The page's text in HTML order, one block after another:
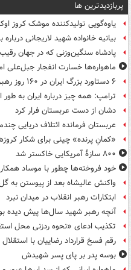
پربازدیدترین ها
یاوه‌گویی تولیدکننده موشک کروز
بیانیه خانواده شهید لاریجانی
پادشاه سنگین‌وزنی که در جهان رقیب
ماهواره‌ها خسارت انفجار جبل‌علی
۶ دستاورد بزرگ ایران در ۱۶۰ روز رهبری رهبر انقلاب
ترامپ: همه چیز درباره ایران به
دشان از دست عربستان فرار کرد
عربستان فرمانده ائتلاف دریایی
«کمانِ پرنده» چینی برای شکار
۸۰۰ سازۀ آمریکایی خاکستر شد
خود فروخته‌ها چطور با موساد
واکنش عالیشاه بعد از پیوستن به
ابتکارات رهبر انقلاب در میدان نبرد
آنچه رهبر شهید سال‌ها پیش دیده
تکذیب ادعای «نحوه ردزنی محل
رقم فسخ قرارداد رضاییان با استقلال فقط
بوسه‌ پدر بر پای پسر شهیدش